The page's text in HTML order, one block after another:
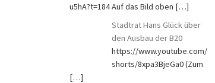
u5hA?t=184 Auf das Bild oben […]
Stadtrat Hans Glück über
den Ausbau der B20
https://www.youtube.com/
shorts/8xpa3BjeGa0 (Zum
[…]